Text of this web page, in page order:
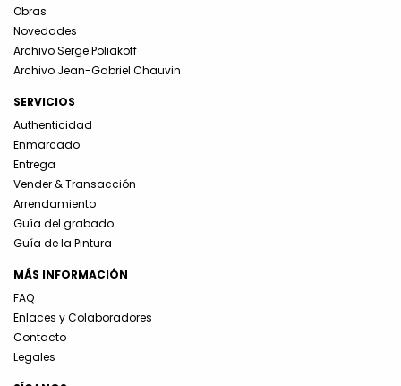
Obras
Novedades
Archivo Serge Poliakoff
Archivo Jean-Gabriel Chauvin
SERVICIOS
Authenticidad
Enmarcado
Entrega
Vender & Transacción
Arrendamiento
Guía del grabado
Guía de la Pintura
MÁS INFORMACIÓN
FAQ
Enlaces y Colaboradores
Contacto
Legales